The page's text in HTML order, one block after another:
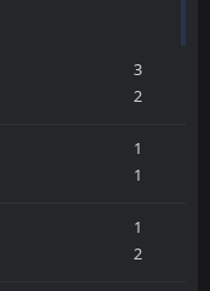
3
2
1
1
1
2